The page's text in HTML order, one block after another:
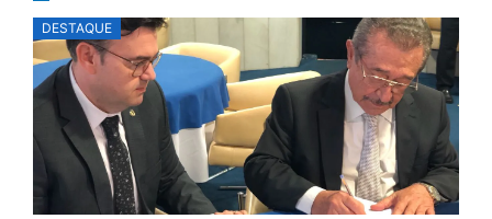
DESTAQUE